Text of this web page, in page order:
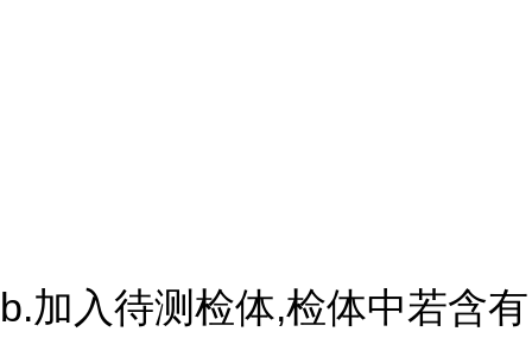
b.加入待测检体,检体中若含有